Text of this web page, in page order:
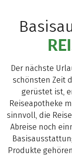
Der nächste
schönsten Zeit
gerüstet ist,
Reiseapotheke
sinnvoll, die
Abreise noch
Produkte